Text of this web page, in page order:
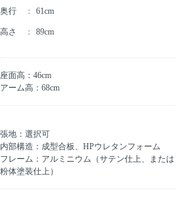
奥行 61cm
高さ 89cm
座面高：46cm
アーム高：68cm
張地：選択可
内部構造：成型合板、HPウレタンフォーム
フレーム：アルミニウム（サテン仕上、または
粉体塗装仕上）